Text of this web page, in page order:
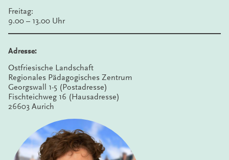
Freitag:
9.00 – 13.00 Uhr
Adresse:
Ostfriesische Landschaft
Regionales Pädagogisches Zentrum
Georgswall 1-5 (Postadresse)
Fischteichweg 16 (Hausadresse)
26603 Aurich